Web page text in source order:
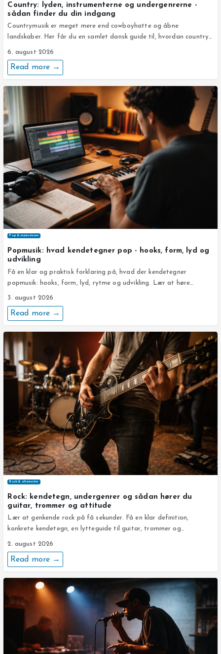
Country: lyden, instrumenterne og undergenrerne -
sådan finder du din indgang
Countrymusik er meget mere end cowboyhatte og åbne
landskaber. Her får du en samlet dansk guide til, hvordan country…
6. august 2026
Read more →
Pop & mainstream
Popmusik: hvad kendetegner pop - hooks, form, lyd og
udvikling
Få en klar og praktisk forklaring på, hvad der kendetegner
popmusik: hooks, form, lyd, rytme og udvikling. Lær at høre…
3. august 2026
Read more →
Rock & alternative
Rock: kendetegn, undergenrer og sådan hører du
guitar, trommer og attitude
Lær at genkende rock på få sekunder. Få en klar definition,
konkrete kendetegn, en lytteguide til guitar, trommer og…
2. august 2026
Read more →